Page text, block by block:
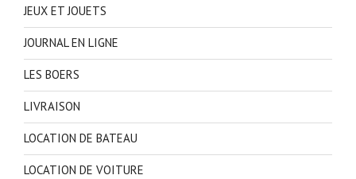
JEUX ET JOUETS
JOURNAL EN LIGNE
LES BOERS
LIVRAISON
LOCATION DE BATEAU
LOCATION DE VOITURE